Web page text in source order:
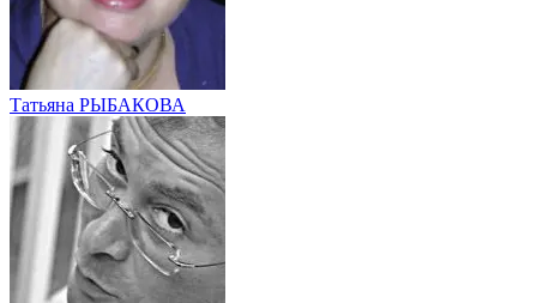
Татьяна РЫБАКОВА